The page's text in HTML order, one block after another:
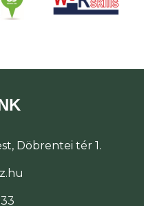
Döbrentei tér 1.